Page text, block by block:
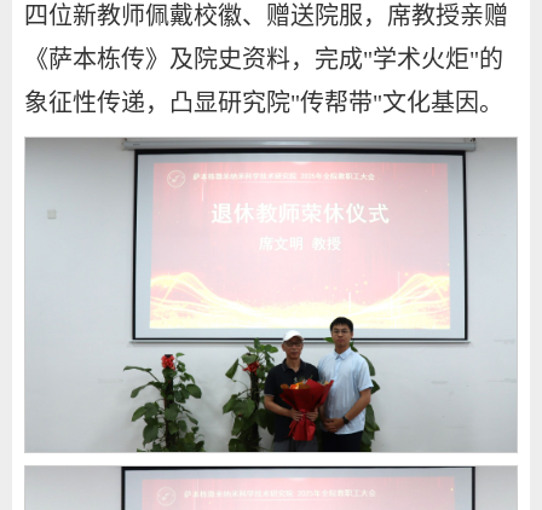
四位新教师佩戴校徽、赠送院服，席教授亲赠
《萨本栋传》及院史资料，完成"学术火炬"的
象征性传递，凸显研究院"传帮带"文化基因。